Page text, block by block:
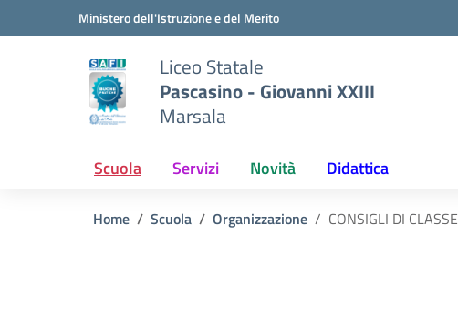
Vai ai contenuti
Vai al menu di navigazioneMinistero dell'Istruzione e del Merito
Liceo Statale
Pascasino - Giovanni XXIII
Marsala
Scuola Servizi Novità Didattica
Home Scuola Organizzazione CONSIGLI DI CLASSE